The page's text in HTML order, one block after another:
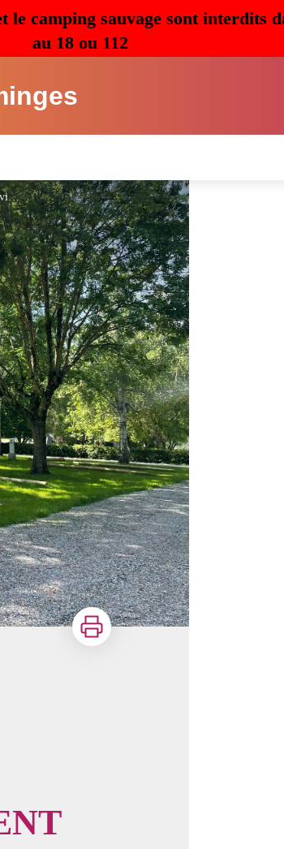
camping sauvage sont interdits
au 18 ou 112
Aire de Camping-Car - Labathe Rivière - Mairie de Labarthe-Rivière
Imprimer